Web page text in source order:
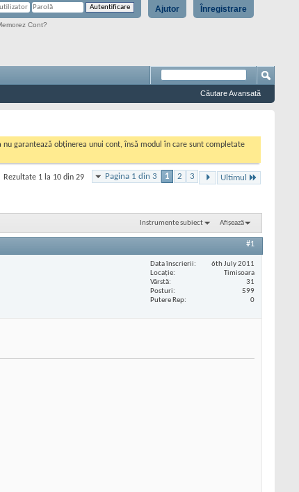
Înregistrare
Ajutor
Cont?
Căutare Avansată
garantează obținerea unui cont, însă modul în care sunt completate
Pagina 1 din 3 1 2 3 Ultimul
Rezultate 1 la 10 din 29
Instrumente subiect Afișează
#1
Data înscrierii
6th July 2011
Locaţie
Timisoara
Vârstă
31
Posturi
599
Putere Rep
0